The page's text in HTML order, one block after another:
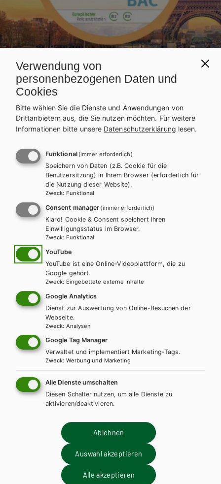
AHS-O FRANZÖSISCH
Bien fait! BAC Französisch zur
Maturavorbereitung
Auf dieser Seite finden Sie kostenlose Unterrichtsmaterialien zu
unseren Schulbüchern.
INHALTE FÜR LEHRER/INNEN
Für diese Inhalte müssen Sie mit einem
Diese Bücher könnten Sie
ebenfalls interessieren
Verwendung von
personenbezogenen Daten und
Cookies
Bitte wählen Sie die Dienste und Anwendungen von
Drittanbietern aus, die Sie nutzen möchten. Für weitere
Informationen bitte unsere Datenschutzerklärung lesen.
Funktional (immer erforderlich)
Speichern von Daten (z.B. Cookie für die
Benutzersitzung) in Ihrem Browser (erforderlich für
die Nutzung dieser Website).
Zweck: Funktional
Consent manager (immer erforderlich)
Klaro! Cookie & Consent speichert Ihren
Einwilligungsstatus im Browser.
Zweck: Funktional
YouTube
YouTube ist eine Online-Videoplattform, die zu
Google gehört.
Zweck: Eingebettete externe Inhalte
Google Analytics
Dienst zur Auswertung von Online-Besuchen der
Webseite.
Zweck: Analysen
Google Tag Manager
Verwaltet und implementiert Marketing-Tags.
Zweck: Werbung und Marketing
Alle Dienste umschalten
Diesen Schalter nutzen, um alle Dienste zu
aktivieren/deaktivieren.
Ablehnen
Auswahl akzeptieren
Alle akzeptieren